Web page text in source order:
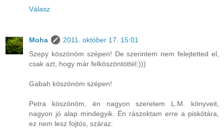
Válasz
Moha
2011. október 17. 15:01
Szepy köszönöm szépen! De szerintem nem felejtetted el,
csak azt, hogy már felköszöntöttél:)))
Gabah köszönöm szépen!
Petra köszönöm, én nagyon szeretem L.M. könyveit,
nagyon jó alap mindegyik. Én rászoktam erre a piskótára,
ez nem lesz fojtós, száraz.